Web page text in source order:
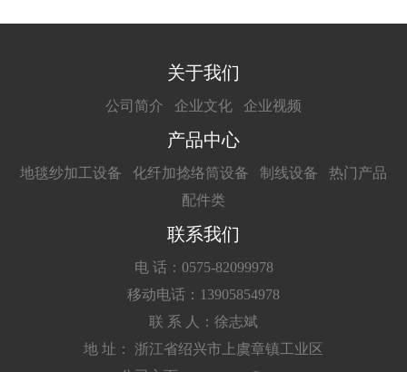
关于我们
公司简介 企业文化 企业视频
产品中心
地毯纱加工设备 化纤加捻络筒设备 制线设备
热门产品
配件类
联系我们
电 话：0575-82099978
移动电话：13905854978
联 系 人：徐志斌
地 址： 浙江省绍兴市上虞章镇工业区